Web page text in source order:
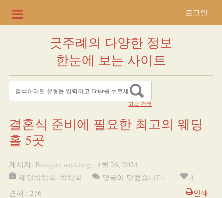
로그인
굿주례의 다양한 정보
한눈에 보는 사이트
고급 검색
결혼식 준비에 필요한 최고의 웨딩
홀 5곳
게시자: Bouquet wedding, 4월 26, 2024
웨딩박람회, 박람회 댓글이 닫혔습니다.
4
견해 : 276
인쇄